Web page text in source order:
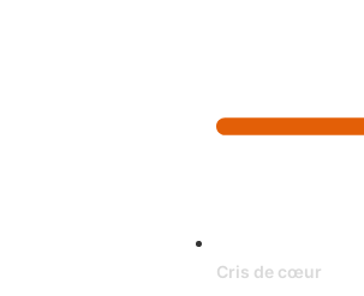
Cris de cœur